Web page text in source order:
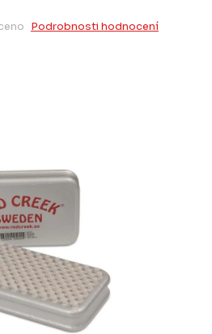
Podrobnosti hodnocení